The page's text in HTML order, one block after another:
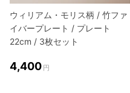
ウィリアム・モリス柄 / 竹ファ
イバープレート / プレート
22cm / 3枚セット
4,400 円